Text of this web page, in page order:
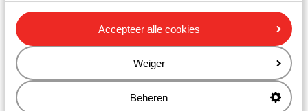
Accepteer alle cookies
Weiger
Beheren
Andere accommodaties in Val di Fassa
Hotel Andreas